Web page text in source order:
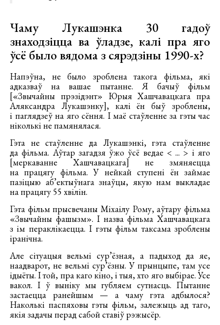
Чаму Лукашэнка 30 гадоў
знаходзіцца ва ўладзе, калі пра яго
ўсё было вядома з сярэдзіны 1990-х?
Напэўна, не было зроблена такога фільма, які
адказваў на вашае пытанне. Я бачыў фільм
[«Звычайны прэзідэнт» Юрыя Хашчавацкага пра
Аляксандра Лукашэнку], калі ён быў зроблены,
і паглядзеў на яго сёння. І маё стаўленне за гэты час
ніколькі не памянялася.
Гэта не стаўленне да Лукашэнкі, гэта стаўленне
да фільма. Аўтар загадзя ўжо ўсё ведае < ... > і яго
[меркаванне Хашчавацкага] не змяняецца
на працягу фільма. У нейкай ступені ён займае
пазіцыю аб’ектыўнага знаўцы, якую нам выкладае
на працягу 55 хвілін.
Гэта фільм прысвечаны Міхаілу Рому, аўтару фільма
«Звычайны фашызм». І назва фільма Хашчавацкага
з ім пераклікаецца. І гэты фільм таксама зроблены
іранічна.
Але сітуацыя вельмі сур’ёзная, а падыход да яе,
наадварот, не вельмі сур’ёзны. У прынцыпе, там усе
ідыёты. І той, пра каго кіно, і тыя, хто яго выбірае. Усе
вакол. І ў выніку мы губляем сутнасць. Пытанне
застаецца ранейшым — а чаму гэта адбылося?
Наколькі паспяховы гэты фільм, залежыць ад таго,
якія задачы перад сабой ставіў рэжысёр.